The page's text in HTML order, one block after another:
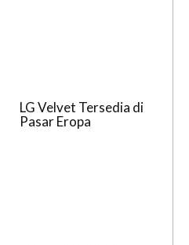
LG Velvet Tersedia di
Pasar Eropa